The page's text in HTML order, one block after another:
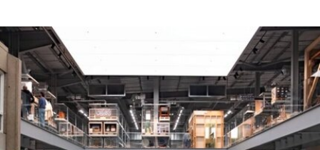
他的作品将城市空间视为承载着记忆、监视与控制
体系的活体。他常驻巴黎和雅典，其作品曾在纽约
现代艺术博物馆和伦敦当代艺术中心展出。
哈恩·内夫肯基金会是一家专注于影像艺术创作的非
营利组织，致力于扶持新兴及中生代影像艺术家。
基金会主要通过资助和委任创作，在全球范围内支